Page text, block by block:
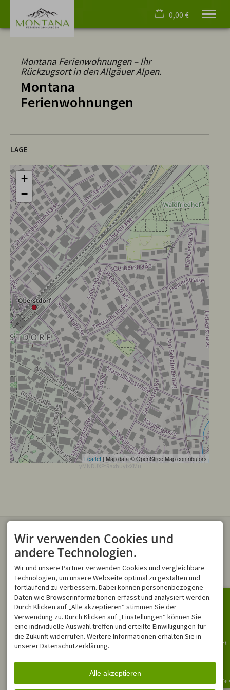
Willkommen
Ferienwohnungen
Rundgänge
Events
Oberstdorf
Service
Tel.08322 4055
0,00 €
Montana Ferienwohnungen – Ihr
Rückzugsort in den Allgäuer Alpen.
Montana
Ferienwohnungen
LAGE
+
−
Leaflet | Map data © OpenStreetMap contributors
yMNDJXPtRaxhuyixXMu
Montana Ferienwohnungen
87561 Oberstdorf
DEUTSCHLAND
Tel.+49 8322 4055
info@montana-
ferienwohnungen.de
Verwenden Sie gern unser
Online Buchungstool
Traumurlaub direkt zu buchen.
NEWSLETTER
Bleiben Sie immer Informiert!
Für den Newsletter anmelden
ÖFFNUNGSZEITEN
Mo - Fr
08:00-12:00
Sa, So
geschlossen
In Notfällen sind wir außerhalb
unsereWhatsApp-Nummerfür
Sie erreichbar.
Bergbahn
Bergbericht
Events
Oberstdorf App
Wir verwenden Cookies und
andere Technologien.
Wir und unsere Partner verwenden Cookies und vergleichbare
Technologien, um unsere Webseite optimal zu gestalten und
fortlaufend zu verbessern. Dabei können personenbezogene
Daten wie Browserinformationen erfasst und analysiert werden.
Durch Klicken auf „Alle akzeptieren“ stimmen Sie der
Verwendung zu. Durch Klicken auf „Einstellungen“ können Sie
eine individuelle Auswahl treffen und erteilte Einwilligungen für
die Zukunft widerrufen. Weitere Informationen erhalten Sie in
unserer Datenschutzerklärung.
Alle akzeptieren